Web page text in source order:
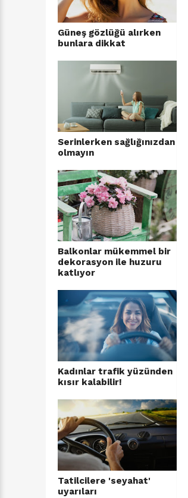
Güneş gözlüğü alırken
bunlara dikkat
Serinlerken sağlığınızdan
olmayın
Balkonlar mükemmel bir
dekorasyon ile huzuru
katlıyor
Kadınlar trafik yüzünden
kısır kalabilir!
Tatilcilere 'seyahat'
uyarıları